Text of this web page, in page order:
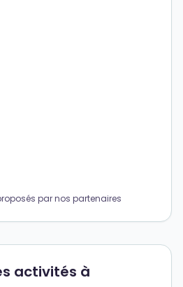
par nos partenaires
activités à